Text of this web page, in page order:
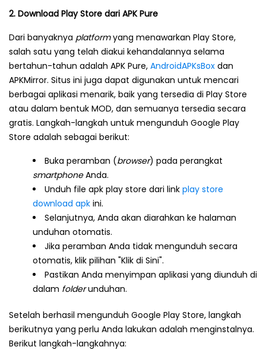
2. Download Play Store dari APK Pure
Dari banyaknya platformyang menawarkan Play Store,
salah satu yang telah diakui kehandalannya selama
bertahun-tahun adalah APK Pure, AndroidAPKsBox dan
APKMirror. Situs ini juga dapat digunakan untuk mencari
berbagai aplikasi menarik, baik yang tersedia di Play Store
atau dalam bentuk MOD, dan semuanya tersedia secara
gratis. Langkah-langkah untuk mengunduh Google Play
Store adalah sebagai berikut:
Buka peramban (browser) pada perangkat
smartphoneAnda.
Unduh file apk play store dari link play store
download apk ini.
Selanjutnya, Anda akan diarahkan ke halaman
unduhan otomatis.
Jika peramban Anda tidak mengunduh secara
otomatis, klik pilihan "Klik di Sini".
Pastikan Anda menyimpan aplikasi yang diunduh di
dalam folderunduhan.
Setelah berhasil mengunduh Google Play Store, langkah
berikutnya yang perlu Anda lakukan adalah menginstalnya.
Berikut langkah-langkahnya: